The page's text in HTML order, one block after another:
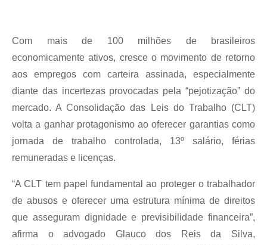
Com mais de 100 milhões de brasileiros
economicamente ativos, cresce o movimento de retorno
aos empregos com carteira assinada, especialmente
diante das incertezas provocadas pela “pejotização” do
mercado. A Consolidação das Leis do Trabalho (CLT)
volta a ganhar protagonismo ao oferecer garantias como
jornada de trabalho controlada, 13º salário, férias
remuneradas e licenças.
“A CLT tem papel fundamental ao proteger o trabalhador
de abusos e oferecer uma estrutura mínima de direitos
que asseguram dignidade e previsibilidade financeira”,
afirma o advogado Glauco dos Reis da Silva,